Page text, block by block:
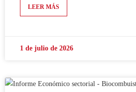
LEER MÁS
1 de julio de 2026